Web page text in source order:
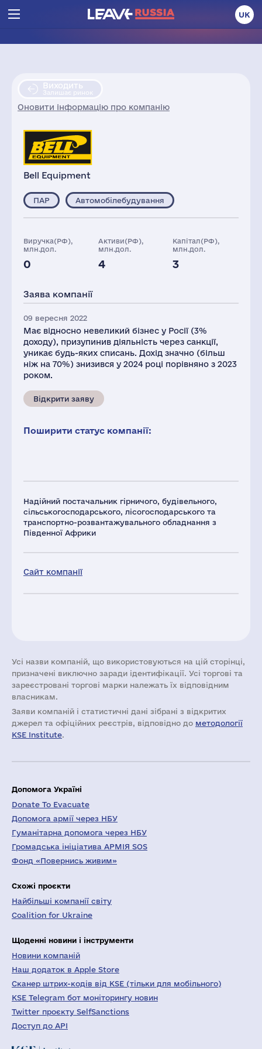
UK
Виходить
Залишає ринок
Оновити інформацію про компанію
Bell Equipment
Надійний постачальник гірничого, будівельного,
сільськогосподарського, лісогосподарського та
транспортно-розвантажувального обладнання з
Південної Африки
Сайт компанії
ПАР Автомобілебудування
Виручка(РФ),
млн.дол.
0
Активи(РФ),
млн.дол.
4
Капітал(РФ),
млн.дол.
3
1
Заява компанії
09 вересня 2022
Має відносно невеликий бізнес у Росії (3%
доходу), призупинив діяльність через санкції,
уникає будь-яких списань. Дохід значно (більш
ніж на 70%) знизився у 2024 році порівняно з 2023
роком.
Відкрити заяву
Поширити статус компанії:
Усі назви компаній, що використовуються на цій сторінці,
призначені виключно заради ідентифікації. Усі торгові та
зареєстровані торгові марки належать їх відповідним
власникам.
Заяви компаній i статистичні дані зібрані з відкритих
джерел та офіційних реєстрів, відповідно до методології
KSE Institute.
Допомога Україні
Donate To Evacuate
Допомога армії через НБУ
Гуманітарна допомога через НБУ
Громадська ініціатива АРМІЯ SOS
Фонд «Повернись живим»
Схожі проєкти
Найбільші компанії світу
Coalition for Ukraine
Щоденні новини і інструменти
Новини компаній
Наш додаток в Apple Store
Сканер штрих-кодів від KSE (тільки для мобільного)
KSE Telegram бот моніторингу новин
Twitter проєкту SelfSanctions
Доступ до API